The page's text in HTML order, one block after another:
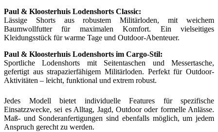
Paul & Kloosterhuis Lodenshorts Classic:
Lässige Shorts aus robustem Militärloden, mit weichem
Baumwollfutter für maximalen Komfort. Ein vielseitiges
Kleidungsstück für warme Tage und Outdoor-Abenteuer.
Paul & Kloosterhuis Lodenshorts im Cargo-Stil:
Sportliche Lodenshorts mit Seitentaschen und Messertasche,
gefertigt aus strapazierfähigem Militärloden. Perfekt für Outdoor-
Aktivitäten – leicht, funktional und extrem robust.
Jedes Modell bietet individuelle Features für spezifische
Einsatzzwecke, sei es Alltag, Jagd, Outdoor oder formelle Anlässe.
Maß- und Sonderanfertigungen sind ebenfalls möglich, um jedem
Anspruch gerecht zu werden.